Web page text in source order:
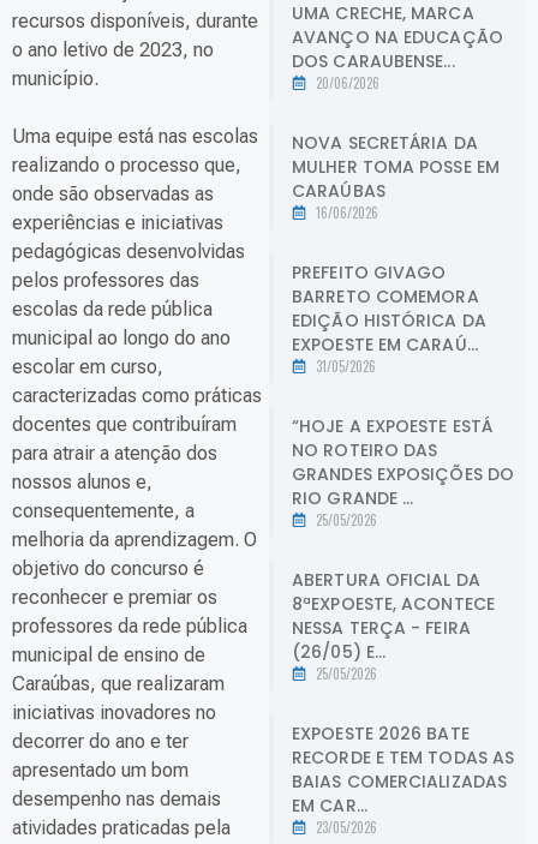
recursos disponíveis, durante
o ano letivo de 2023, no
município.
Uma equipe está nas escolas
realizando o processo que,
onde são observadas as
experiências e iniciativas
pedagógicas desenvolvidas
pelos professores das
escolas da rede pública
municipal ao longo do ano
escolar em curso,
caracterizadas como práticas
docentes que contribuíram
para atrair a atenção dos
nossos alunos e,
consequentemente, a
melhoria da aprendizagem. O
objetivo do concurso é
reconhecer e premiar os
professores da rede pública
municipal de ensino de
Caraúbas, que realizaram
iniciativas inovadores no
decorrer do ano e ter
apresentado um bom
desempenho nas demais
atividades praticadas pela
UMA CRECHE, MARCA
AVANÇO NA EDUCAÇÃO
DOS CARAUBENSE...
20/06/2026
NOVA SECRETÁRIA DA
MULHER TOMA POSSE EM
CARAÚBAS
16/06/2026
PREFEITO GIVAGO
BARRETO COMEMORA
EDIÇÃO HISTÓRICA DA
EXPOESTE EM CARAÚ...
31/05/2026
“HOJE A EXPOESTE ESTÁ
NO ROTEIRO DAS
GRANDES EXPOSIÇÕES DO
RIO GRANDE ...
25/05/2026
ABERTURA OFICIAL DA
8ªEXPOESTE, ACONTECE
NESSA TERÇA - FEIRA
(26/05) E...
25/05/2026
EXPOESTE 2026 BATE
RECORDE E TEM TODAS AS
BAIAS COMERCIALIZADAS
EM CAR...
23/05/2026